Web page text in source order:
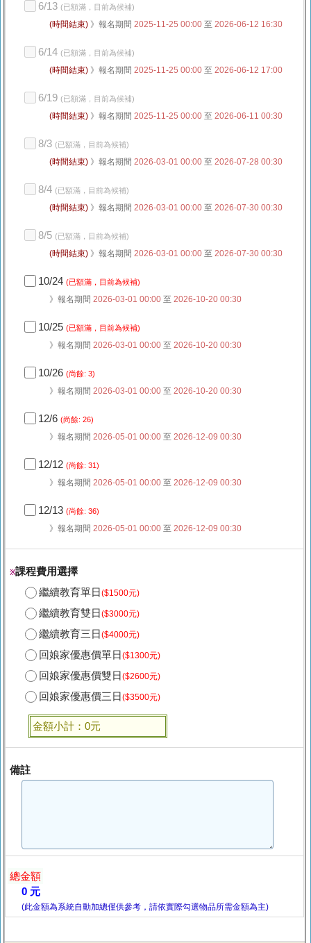
6/13 (已額滿，目前為候補)
(時間結束) 》報名期間 2025-11-25 00:00 至 2026-06-12 16:30
6/14 (已額滿，目前為候補)
(時間結束) 》報名期間 2025-11-25 00:00 至 2026-06-12 17:00
6/19 (已額滿，目前為候補)
(時間結束) 》報名期間 2025-11-25 00:00 至 2026-06-11 00:30
8/3 (已額滿，目前為候補)
(時間結束) 》報名期間 2026-03-01 00:00 至 2026-07-28 00:30
8/4 (已額滿，目前為候補)
(時間結束) 》報名期間 2026-03-01 00:00 至 2026-07-30 00:30
8/5 (已額滿，目前為候補)
(時間結束) 》報名期間 2026-03-01 00:00 至 2026-07-30 00:30
10/24 (已額滿，目前為候補)
》報名期間 2026-03-01 00:00 至 2026-10-20 00:30
10/25 (已額滿，目前為候補)
》報名期間 2026-03-01 00:00 至 2026-10-20 00:30
10/26 (尚餘: 3)
》報名期間 2026-03-01 00:00 至 2026-10-20 00:30
12/6 (尚餘: 26)
》報名期間 2026-05-01 00:00 至 2026-12-09 00:30
12/12 (尚餘: 31)
》報名期間 2026-05-01 00:00 至 2026-12-09 00:30
12/13 (尚餘: 36)
》報名期間 2026-05-01 00:00 至 2026-12-09 00:30
※課程費用選擇
繼續教育單日 ($1500元)
繼續教育雙日 ($3000元)
繼續教育三日 ($4000元)
回娘家優惠價單日 ($1300元)
回娘家優惠價雙日 ($2600元)
回娘家優惠價三日 ($3500元)
金額小計：0元
備註
總金額
0 元
(此金額為系統自動加總僅供參考，請依實際勾選物品所需金額為主)